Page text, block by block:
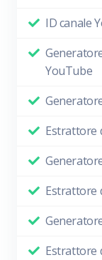
ID canale
YouTube
Estrattore
Estrattore
Estrattore